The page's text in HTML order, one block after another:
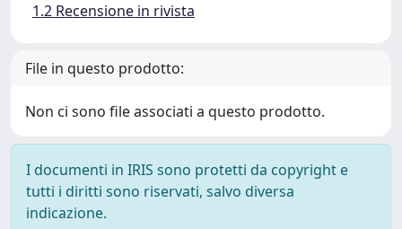
1.2 Recensione in rivista
File in questo prodotto:
Non ci sono file associati a questo prodotto.
I documenti in IRIS sono protetti da copyright e
tutti i diritti sono riservati, salvo diversa
indicazione.